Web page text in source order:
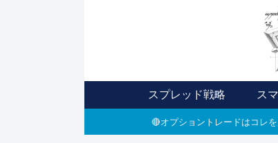
スプレッド戦略 ス
🔴オプショントレードはコレ